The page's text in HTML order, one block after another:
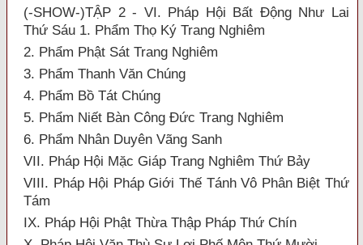
(-SHOW-)TẬP 2 - VI. Pháp Hội Bất Động Như Lai
Thứ Sáu 1. Phẩm Thọ Ký Trang Nghiêm
2. Phẩm Phật Sát Trang Nghiêm
3. Phẩm Thanh Văn Chúng
4. Phẩm Bồ Tát Chúng
5. Phẩm Niết Bàn Công Đức Trang Nghiêm
6. Phẩm Nhân Duyên Vãng Sanh
VII. Pháp Hội Mặc Giáp Trang Nghiêm Thứ Bảy
VIII. Pháp Hội Pháp Giới Thế Tánh Vô Phân Biệt Thứ
Tám
IX. Pháp Hội Phật Thừa Thập Pháp Thứ Chín